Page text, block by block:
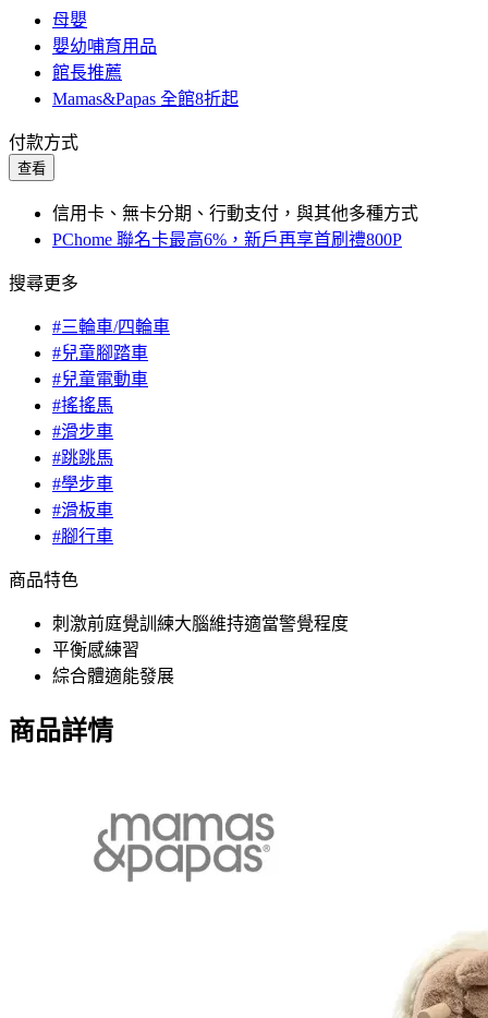
母嬰
嬰幼哺育用品
館長推薦
Mamas&Papas 全館8折起
付款方式
查看
信用卡、無卡分期、行動支付，與其他多種方式
PChome 聯名卡最高6%，新戶再享首刷禮800P
搜尋更多
#三輪車/四輪車
#兒童腳踏車
#兒童電動車
#搖搖馬
#滑步車
#跳跳馬
#學步車
#滑板車
#腳行車
商品特色
刺激前庭覺訓練大腦維持適當警覺程度
平衡感練習
綜合體適能發展
商品詳情